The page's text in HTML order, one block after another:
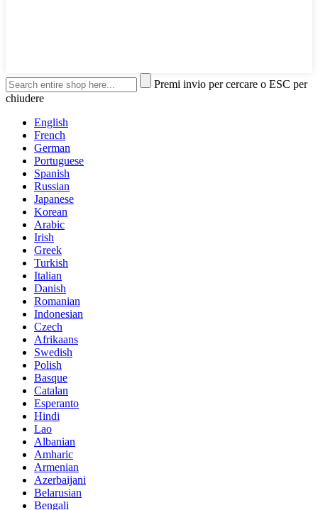
Premi invio per cercare o ESC per
chiudere
English
French
German
Portuguese
Spanish
Russian
Japanese
Korean
Arabic
Irish
Greek
Turkish
Italian
Danish
Romanian
Indonesian
Czech
Afrikaans
Swedish
Polish
Basque
Catalan
Esperanto
Hindi
Lao
Albanian
Amharic
Armenian
Azerbaijani
Belarusian
Bengali